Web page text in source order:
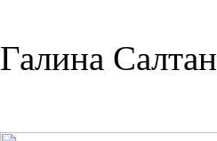
Галина